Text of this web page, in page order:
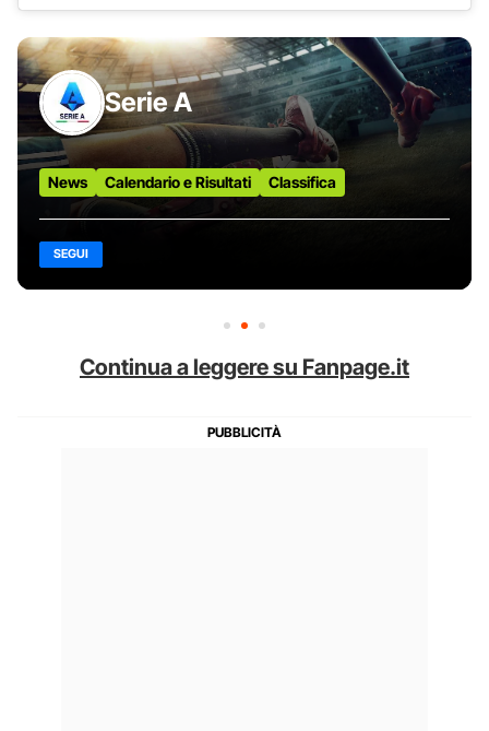
Serie A
News Calendario e Risultati Classifica
SEGUI
Continua a leggere su Fanpage.it